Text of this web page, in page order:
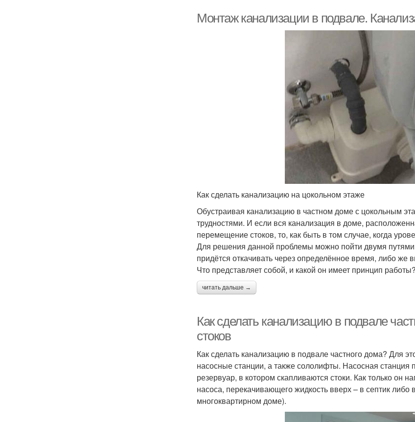
Монтаж канализации в подвале.
Как сделать канализацию на цокольном этаже
Обустраивая канализацию в частном доме с цокольным
трудностями. И если вся канализация в доме,
перемещение стоков, то, как быть в том случае, когда
Для решения данной проблемы можно пойти двумя
придётся откачивать через определённое время, либо
Что представляет собой, и какой он имеет принцип работы?
читать дальше →
Как сделать канализацию в подвале
стоков
Как сделать канализацию в подвале частного дома? Для
насосные станции, а также сололифты. Насосная станция
резервуар, в котором скапливаются стоки. Как только он
насоса, перекачивающего жидкость вверх – в септик
многоквартирном доме).